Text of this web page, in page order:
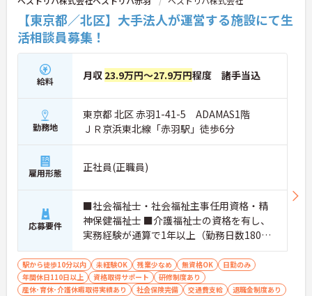
【東京都／北区】大手法人が運営する施設にて生
活相談員募集！
給料 月収 23.9万円～27.9万円程度 諸手当込
勤務地
東京都 北区 赤羽1-41-5 ADAMAS1階
ＪＲ京浜東北線「赤羽駅」徒歩6分
雇用形態 正社員(正職員)
応募要件
■社会福祉士・社会福祉主事任用資格・精
神保健福祉士 ■介護福祉士の資格を有し、
実務経験が通算で1年以上（勤務日数180日
以上）ある方 ■老人福祉施設の施設長経験
が通算で1年以上（勤務日数180日以上）あ
る方 ※上記のいずれかの資格をお持ちの方
駅から徒歩10分以内 未経験OK 残業少なめ 無資格OK
日勤のみ
年間休日110日以上
資格取得サポート
研修制度あり
産休･育休･介護休暇取得実績あり
社会保険完備 交通費支給 退職金制度あり